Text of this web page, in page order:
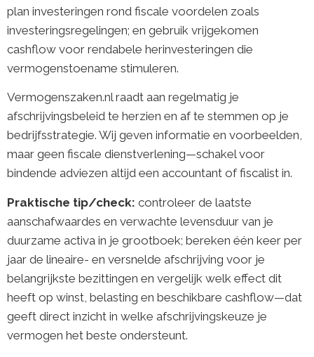
plan investeringen rond fiscale voordelen zoals
investeringsregelingen; en gebruik vrijgekomen
cashflow voor rendabele herinvesteringen die
vermogenstoename stimuleren.
Vermogenszaken.nl raadt aan regelmatig je
afschrijvingsbeleid te herzien en af te stemmen op je
bedrijfsstrategie. Wij geven informatie en voorbeelden,
maar geen fiscale dienstverlening—schakel voor
bindende adviezen altijd een accountant of fiscalist in.
Praktische tip/check: controleer de laatste
aanschafwaardes en verwachte levensduur van je
duurzame activa in je grootboek; bereken één keer per
jaar de lineaire- en versnelde afschrijving voor je
belangrijkste bezittingen en vergelijk welk effect dit
heeft op winst, belasting en beschikbare cashflow—dat
geeft direct inzicht in welke afschrijvingskeuze je
vermogen het beste ondersteunt.